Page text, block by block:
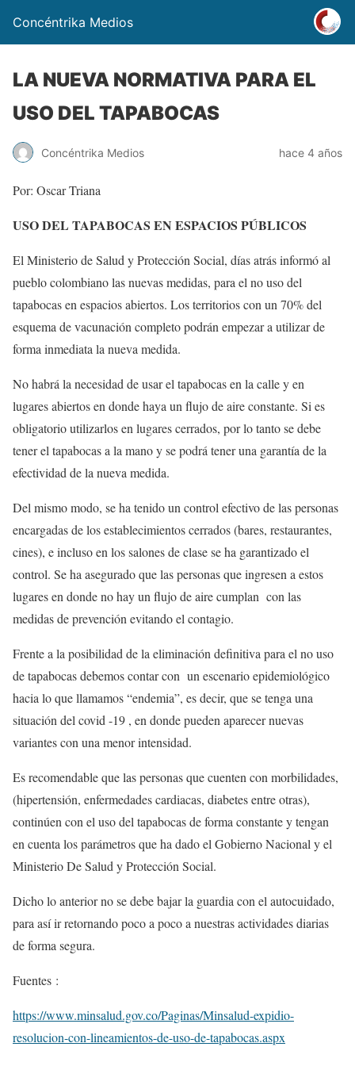
Concéntrika Medios
LA NUEVA NORMATIVA PARA EL
USO DEL TAPABOCAS
Concéntrika Medios hace 4 años
Por: Oscar Triana
USO DEL TAPABOCAS EN ESPACIOS PÚBLICOS
El Ministerio de Salud y Protección Social, días atrás informó al
pueblo colombiano las nuevas medidas, para el no uso del
tapabocas en espacios abiertos. Los territorios con un 70% del
esquema de vacunación completo podrán empezar a utilizar de
forma inmediata la nueva medida.
No habrá la necesidad de usar el tapabocas en la calle y en
lugares abiertos en donde haya un flujo de aire constante. Si es
obligatorio utilizarlos en lugares cerrados, por lo tanto se debe
tener el tapabocas a la mano y se podrá tener una garantía de la
efectividad de la nueva medida.
Del mismo modo, se ha tenido un control efectivo de las personas
encargadas de los establecimientos cerrados (bares, restaurantes,
cines), e incluso en los salones de clase se ha garantizado el
control. Se ha asegurado que las personas que ingresen a estos
lugares en donde no hay un flujo de aire cumplan con las
medidas de prevención evitando el contagio.
Frente a la posibilidad de la eliminación definitiva para el no uso
de tapabocas debemos contar con un escenario epidemiológico
hacia lo que llamamos “endemia”, es decir, que se tenga una
situación del covid -19 , en donde pueden aparecer nuevas
variantes con una menor intensidad.
Es recomendable que las personas que cuenten con morbilidades,
(hipertensión, enfermedades cardiacas, diabetes entre otras),
continúen con el uso del tapabocas de forma constante y tengan
en cuenta los parámetros que ha dado el Gobierno Nacional y el
Ministerio De Salud y Protección Social.
Dicho lo anterior no se debe bajar la guardia con el autocuidado,
para así ir retornando poco a poco a nuestras actividades diarias
de forma segura.
Fuentes :
https://www.minsalud.gov.co/Paginas/Minsalud-expidio-
resolucion-con-lineamientos-de-uso-de-tapabocas.aspx